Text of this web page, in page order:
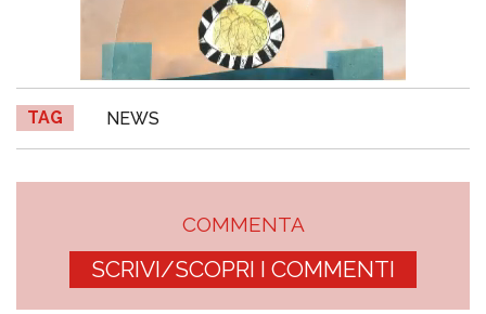
TAG NEWS
COMMENTA
SCRIVI/SCOPRI I COMMENTI